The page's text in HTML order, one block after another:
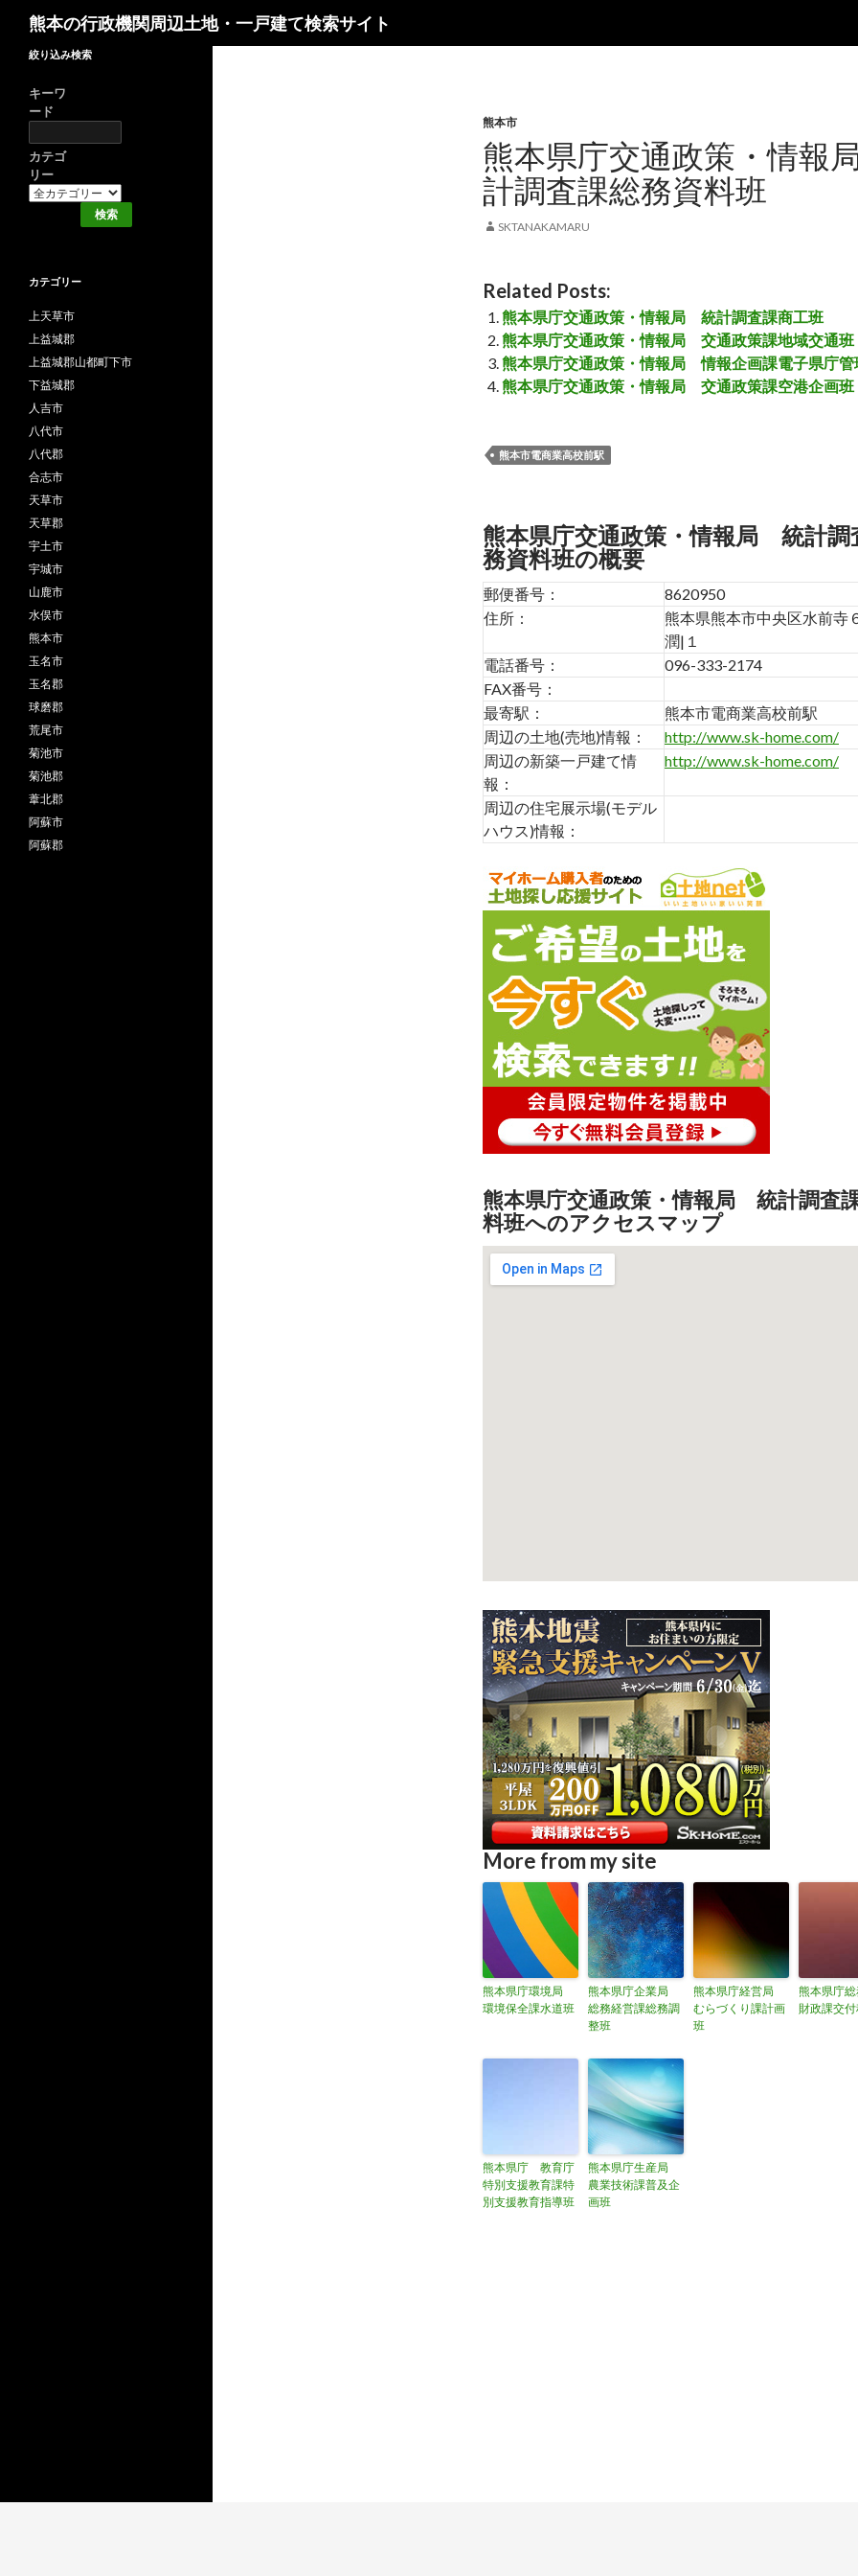
熊本の行政機関周辺土地・一戸建て検索サイト
検索
熊本市
熊本県庁交通政策・情報
計調査課総務資料班
SKTANAKAMARU
Related Posts:
熊本県庁交通政策・情報局 統計調査課商工班
熊本県庁交通政策・情報局 交通政策課地域交通班
熊本県庁交通政策・情報局 情報企画課電子県庁管
熊本県庁交通政策・情報局 交通政策課空港企画班
熊本市電商業高校前駅
熊本県庁交通政策・情報局 統計調
務資料班の概要
郵便番号：
8620950
住所：
熊本県熊本市中央区水前寺
潤|１
電話番号：
096-333-2174
FAX番号：
最寄駅：
熊本市電商業高校前駅
周辺の土地(売地)情報：
http://www.sk-home.com/
周辺の新築一戸建て情
報：
http://www.sk-home.com/
周辺の住宅展示場(モデル
ハウス)情報：
熊本県庁交通政策・情報局 統計調査
料班へのアクセスマップ
More from my site
熊本県庁環境局
環境保全課水道班
熊本県庁企業局
総務経営課総務調
整班
熊本県庁経営局
むらづくり課計画
班
熊本県庁
財政課交
熊本県庁 教育庁
特別支援教育課特
別支援教育指導班
熊本県庁生産局
農業技術課普及企
画班
絞り込み検索
キーワ
ード
カテゴ
リー
カテゴリー
上天草市
上益城郡
上益城郡山都町下市
下益城郡
人吉市
八代市
八代郡
合志市
天草市
天草郡
宇土市
宇城市
山鹿市
水俣市
熊本市
玉名市
玉名郡
球磨郡
荒尾市
菊池市
菊池郡
葦北郡
阿蘇市
阿蘇郡